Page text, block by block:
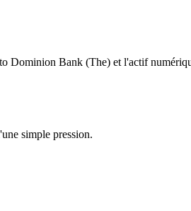
Dominion Bank (The) et l'actif
simple pression.